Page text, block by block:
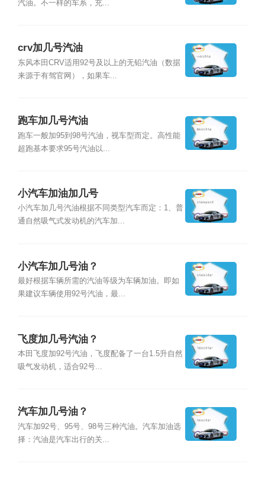
汽油。不一样的车系，充...
crv加几号汽油
东风本田CRV适用92号及以上的无铅汽油（数据
来源于有驾官网），如果车...
跑车加几号汽油
跑车一般加95到98号汽油，视车型而定。高性能
超跑基本要求95号汽油以...
小汽车加油加几号
小汽车加几号汽油根据不同类型汽车而定：1、普
通自然吸气式发动机的汽车加...
小汽车加几号油？
最好根据车辆所需的汽油等级为车辆加油。即如
果建议车辆使用92号汽油，最...
飞度加几号汽油？
本田飞度加92号汽油，飞度配备了一台1.5升自然
吸气发动机，适合92号...
汽车加几号油？
汽车加92号、95号、98号三种汽油。汽车加油选
择：汽油是汽车出行的关...